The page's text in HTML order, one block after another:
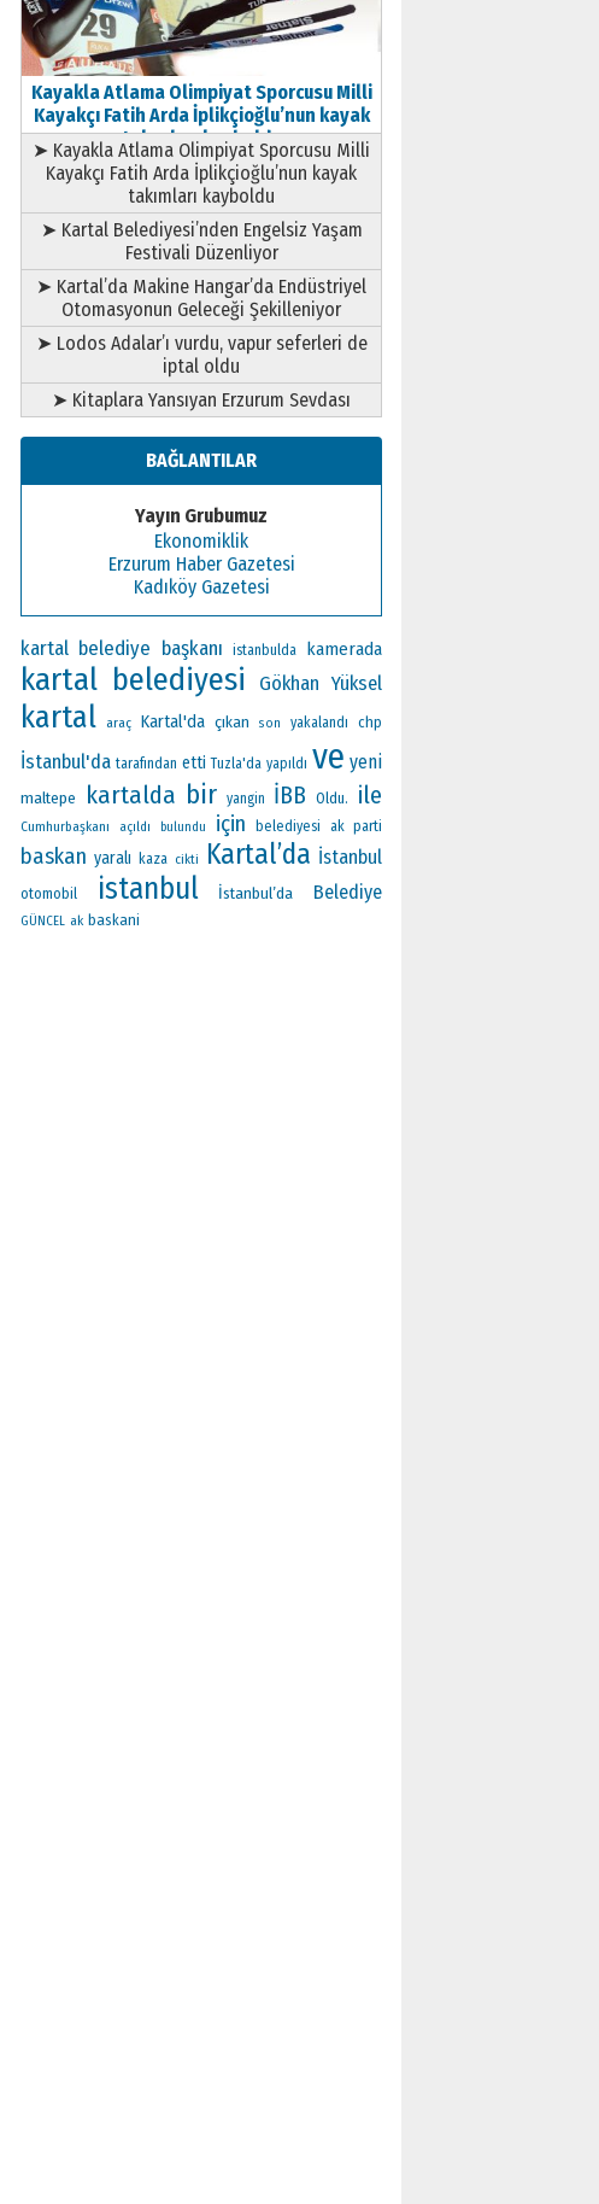
Kayakla Atlama Olimpiyat Sporcusu Milli
Kayakçı Fatih Arda İplikçioğlu’nun kayak
takımları kayboldu
➤ Kayakla Atlama Olimpiyat Sporcusu Milli
Kayakçı Fatih Arda İplikçioğlu’nun kayak
takımları kayboldu
➤ Kartal Belediyesi’nden Engelsiz Yaşam
Festivali Düzenliyor
➤ Kartal’da Makine Hangar’da Endüstriyel
Otomasyonun Geleceği Şekilleniyor
➤ Lodos Adalar’ı vurdu, vapur seferleri de
iptal oldu
➤ Kitaplara Yansıyan Erzurum Sevdası
BAĞLANTILAR
Yayın Grubumuz
Ekonomiklik
Erzurum Haber Gazetesi
Kadıköy Gazetesi
kartal belediye başkanı istanbulda kamerada
kartal belediyesi Gökhan Yüksel
kartal araç Kartal'da çıkan son yakalandı chp
İstanbul'da tarafından etti Tuzla'da yapıldı ve yeni
maltepe kartalda bir yangin İBB Oldu. ile
Cumhurbaşkanı açıldı bulundu için belediyesi ak parti
baskan yaralı kaza cikti Kartal’da İstanbul
otomobil istanbul İstanbul’da Belediye
GÜNCEL ak baskani